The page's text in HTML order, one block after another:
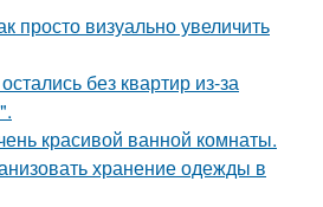
просто визуально увеличить
без квартир из-за
красивой ванной комнаты.
хранение одежды в